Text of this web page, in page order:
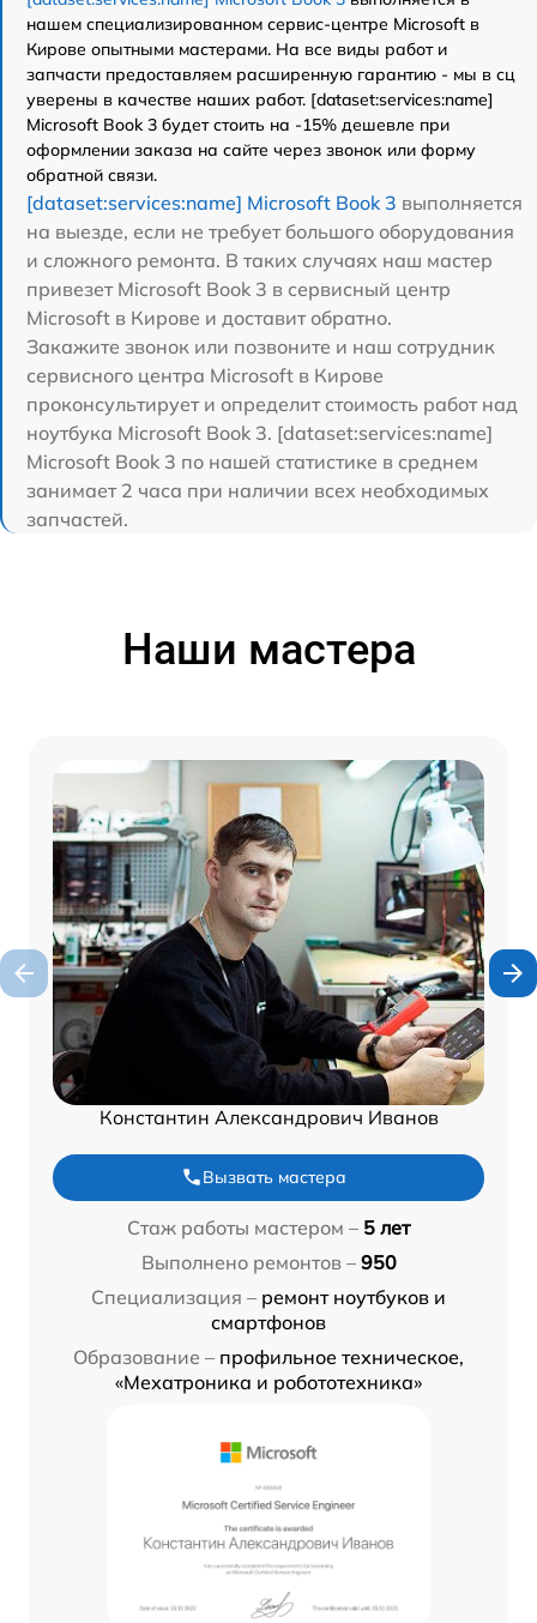
нашем специализированном сервис-центре Microsoft в
Кирове опытными мастерами. На все виды работ и
запчасти предоставляем расширенную гарантию - мы в сц
уверены в качестве наших работ. [dataset:services:name]
Microsoft Book 3 будет стоить на -15% дешевле при
оформлении заказа на сайте через звонок или форму
обратной связи.
[dataset:services:name] Microsoft Book 3 выполняется
на выезде, если не требует большого оборудования
и сложного ремонта. В таких случаях наш мастер
привезет Microsoft Book 3 в сервисный центр
Microsoft в Кирове и доставит обратно.
Закажите звонок или позвоните и наш сотрудник
сервисного центра Microsoft в Кирове
проконсультирует и определит стоимость работ над
ноутбука Microsoft Book 3. [dataset:services:name]
Microsoft Book 3 по нашей статистике в среднем
занимает 2 часа при наличии всех необходимых
запчастей.
Наши мастера
Константин Александрович Иванов
Вызвать мастера
Стаж работы мастером – 5 лет
Выполнено ремонтов – 950
Специализация – ремонт ноутбуков и
смартфонов
Образование – профильное техническое,
«Мехатроника и робототехника»